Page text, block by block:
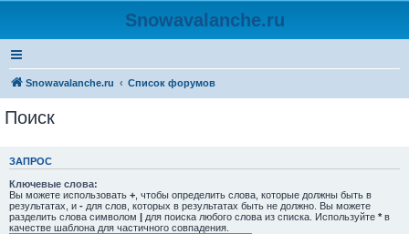
Snowavalanche.ru
Snowavalanche.ru Список форумов
Поиск
ЗАПРОС
Ключевые слова:
Вы можете использовать + , чтобы определить слова, которые должны быть в
результатах, и - для слов, которых в результатах быть не должно. Вы можете
разделить слова символом | для поиска любого слова из списка. Используйте * в
качестве шаблона для частичного совпадения.